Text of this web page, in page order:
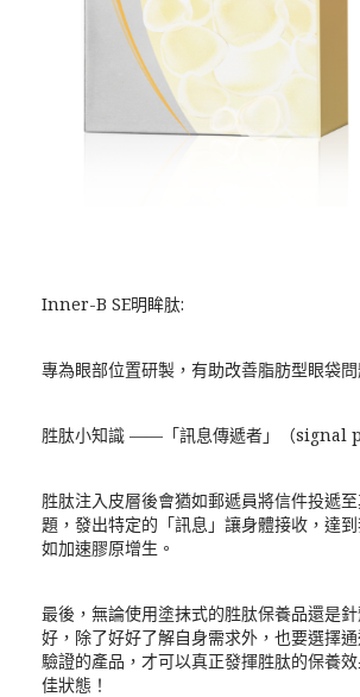
Inner-B SE明眸肽:
專為眼部位置研製，有助改善脂肪型眼袋問
胜肽小知識 ——「訊息傳遞者」（signal
胜肽注入皮層後會猶如郵遞員將信件投遞
題，發出特定的「訊息」讓身體接收，達
如加速膠原增生。
最後，無論使用塗抹式的胜肽保養品還是
好，除了好好了解自身需求外，也要選擇
驗證的產品，才可以真正發揮胜肽的保養
佳狀態！